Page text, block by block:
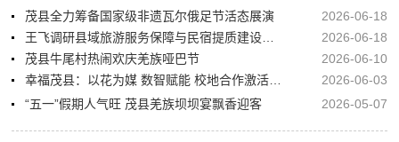
茂县全力筹备国家级非遗瓦尔俄足节活态展演
2026-06-18
2026-06-18
茂县牛尾村热闹欢庆羌族哑巴节
2026-06-10
2026-06-03
“五一”假期人气旺 茂县羌族坝坝宴飘香迎客
2026-05-07